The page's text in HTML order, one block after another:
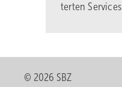
tertenServices
© 2026 SBZ